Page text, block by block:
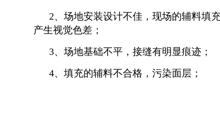
2、场地安装设计不佳，现场的辅料填
产生视觉色差；
3、场地基础不平，接缝有明显痕迹；
4、填充的辅料不合格，污染面层；